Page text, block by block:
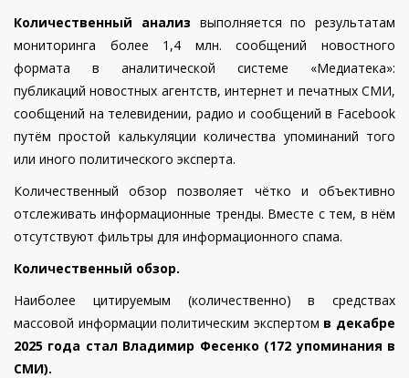
Количественный анализ выполняется по результатам
мониторинга более 1,4 млн. сообщений новостного
формата в аналитической системе «Медиатека»:
публикаций новостных агентств, интернет и печатных СМИ,
сообщений на телевидении, радио и сообщений в Facebook
путём простой калькуляции количества упоминаний того
или иного политического эксперта.
Количественный обзор позволяет чётко и объективно
отслеживать информационные тренды. Вместе с тем, в нём
отсутствуют фильтры для информационного спама.
Количественный обзор.
Наиболее цитируемым (количественно) в средствах
массовой информации политическим экспертом в декабре
2025 года стал Владимир Фесенко (172 упоминания в
СМИ).